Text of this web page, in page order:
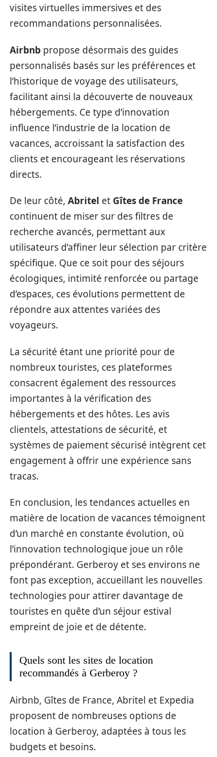
visites virtuelles immersives et des
recommandations personnalisées.
Airbnb propose désormais des guides
personnalisés basés sur les préférences et
l’historique de voyage des utilisateurs,
facilitant ainsi la découverte de nouveaux
hébergements. Ce type d’innovation
influence l’industrie de la location de
vacances, accroissant la satisfaction des
clients et encourageant les réservations
directs.
De leur côté, Abritel et Gîtes de France
continuent de miser sur des filtres de
recherche avancés, permettant aux
utilisateurs d’affiner leur sélection par critère
spécifique. Que ce soit pour des séjours
écologiques, intimité renforcée ou partage
d’espaces, ces évolutions permettent de
répondre aux attentes variées des
voyageurs.
La sécurité étant une priorité pour de
nombreux touristes, ces plateformes
consacrent également des ressources
importantes à la vérification des
hébergements et des hôtes. Les avis
clientels, attestations de sécurité, et
systèmes de paiement sécurisé intègrent cet
engagement à offrir une expérience sans
tracas.
En conclusion, les tendances actuelles en
matière de location de vacances témoignent
d’un marché en constante évolution, où
l’innovation technologique joue un rôle
prépondérant. Gerberoy et ses environs ne
font pas exception, accueillant les nouvelles
technologies pour attirer davantage de
touristes en quête d’un séjour estival
empreint de joie et de détente.
Quels sont les sites de location
recommandés à Gerberoy ?
Airbnb, Gîtes de France, Abritel et Expedia
proposent de nombreuses options de
location à Gerberoy, adaptées à tous les
budgets et besoins.